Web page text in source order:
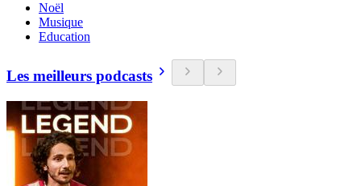
Noël
Musique
Education
Les meilleurs podcasts